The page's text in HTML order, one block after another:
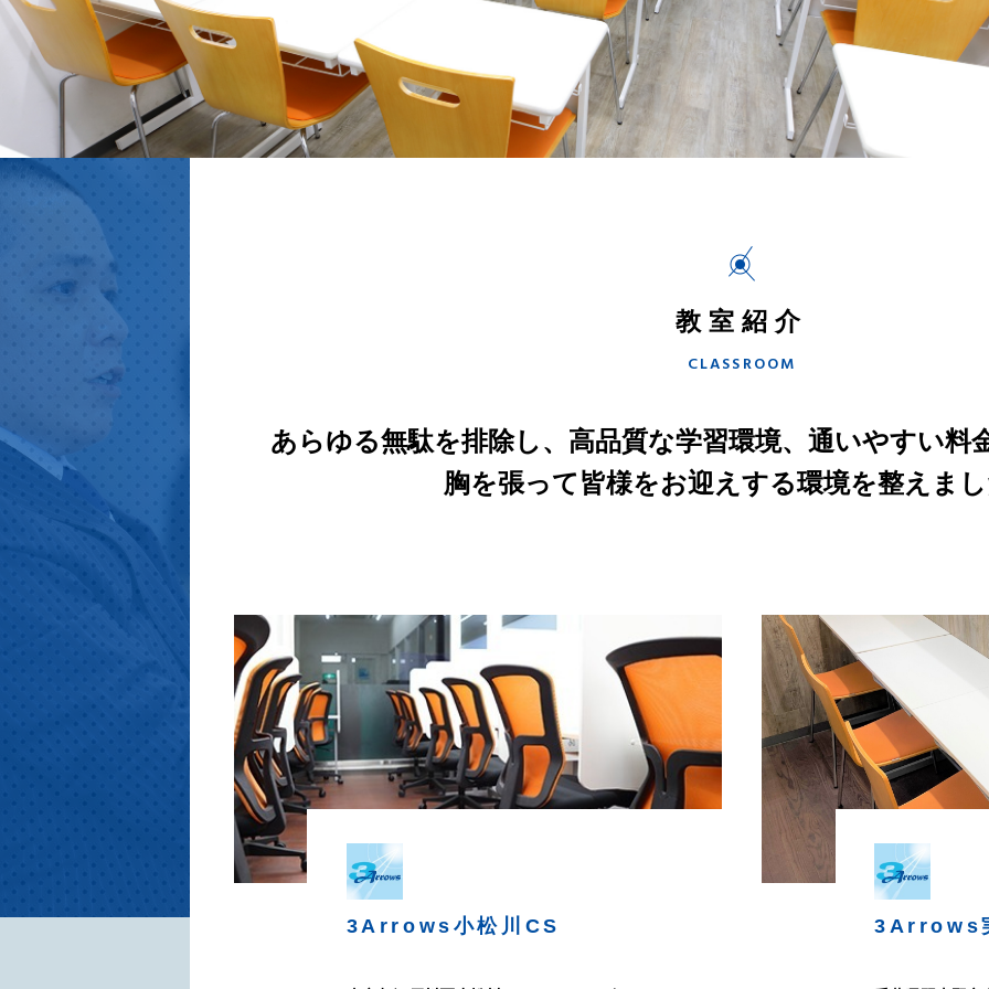
教室紹介
CLASSROOM
あらゆる無駄を排除し、高品質な学習環境、通いやすい料
胸を張って皆様をお迎えする環境を整えま
3Arrows 小松川CS 3Arrows